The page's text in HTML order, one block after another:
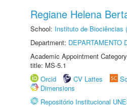
Regiane Helena
School: Instituto de Biociências
Department: DEPARTAMENTO
Academic Appointment
title: MS-5.1
Orcid
CV Lattes
Dimensions
Repositório Institucional